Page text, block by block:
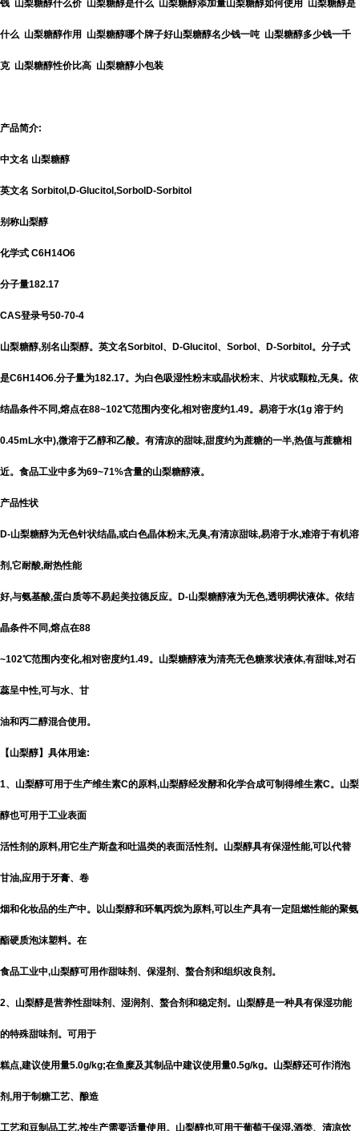
钱 山梨糖醇什么价 山梨糖醇是什么 山梨糖醇添加量山梨糖醇如何使用 山梨糖醇是
什么 山梨糖醇作用 山梨糖醇哪个牌子好山梨糖醇名少钱一吨 山梨糖醇多少钱一千
克 山梨糖醇性价比高 山梨糖醇小包装
产品简介:
中文名 山梨糖醇
英文名 Sorbitol,D-Glucitol,SorbolD-Sorbitol
别称山梨醇
化学式 C6H14O6
分子量182.17
CAS登录号50-70-4
山梨糖醇,别名山梨醇。英文名Sorbitol、D-Glucitol、Sorbol、D-Sorbitol。分子式
是C6H14O6.分子量为182.17。为白色吸湿性粉末或晶状粉末、片状或颗粒,无臭。依
结晶条件不同,熔点在88~102℃范围内变化,相对密度约1.49。易溶于水(1g 溶于约
0.45mL水中),微溶于乙醇和乙酸。有清凉的甜味,甜度约为蔗糖的一半,热值与蔗糖相
近。食品工业中多为69~71%含量的山梨糖醇液。
产品性状
D-山梨糖醇为无色针状结晶,或白色晶体粉末,无臭,有清凉甜味,易溶于水,难溶于有机溶
剂,它耐酸,耐热性能
好,与氨基酸,蛋白质等不易起美拉德反应。D-山梨糖醇液为无色,透明稠状液体。依结
晶条件不同,熔点在88
~102℃范围内变化,相对密度约1.49。山梨糖醇液为清亮无色糖浆状液体,有甜味,对石
蕊呈中性,可与水、甘
油和丙二醇混合使用。
【山梨醇】具体用途:
1、山梨醇可用于生产维生素C的原料,山梨醇经发酵和化学合成可制得维生素C。山梨
醇也可用于工业表面
活性剂的原料,用它生产斯盘和吐温类的表面活性剂。山梨醇具有保湿性能,可以代替
甘油,应用于牙膏、卷
烟和化妆品的生产中。以山梨醇和环氧丙烷为原料,可以生产具有一定阻燃性能的聚氨
酯硬质泡沫塑料。在
食品工业中,山梨醇可用作甜味剂、保湿剂、螯合剂和组织改良剂。
2、山梨醇是营养性甜味剂、湿润剂、螯合剂和稳定剂。山梨醇是一种具有保湿功能
的特殊甜味剂。可用于
糕点,建议使用量5.0g/kg;在鱼糜及其制品中建议使用量0.5g/kg。山梨醇还可作消泡
剂,用于制糖工艺、酿造
工艺和豆制品工艺,按生产需要适量使用。山梨醇也可用于葡萄干保湿,酒类、清凉饮